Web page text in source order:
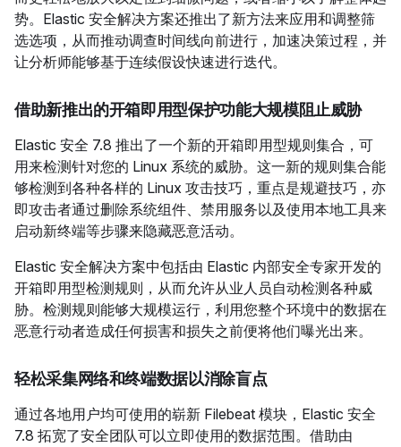
势。Elastic 安全解决方案还推出了新方法来应用和调整筛
选选项，从而推动调查时间线向前进行，加速决策过程，并
让分析师能够基于连续假设快速进行迭代。
借助新推出的开箱即用型保护功能大规模阻止威胁
Elastic 安全 7.8 推出了一个新的开箱即用型规则集合，可
用来检测针对您的 Linux 系统的威胁。这一新的规则集合能
够检测到各种各样的 Linux 攻击技巧，重点是规避技巧，亦
即攻击者通过删除系统组件、禁用服务以及使用本地工具来
启动新终端等步骤来隐藏恶意活动。
Elastic 安全解决方案中包括由 Elastic 内部安全专家开发的
开箱即用型检测规则，从而允许从业人员自动检测各种威
胁。检测规则能够大规模运行，利用您整个环境中的数据在
恶意行动者造成任何损害和损失之前便将他们曝光出来。
轻松采集网络和终端数据以消除盲点
通过各地用户均可使用的崭新 Filebeat 模块，Elastic 安全
7.8 拓宽了安全团队可以立即使用的数据范围。借助由